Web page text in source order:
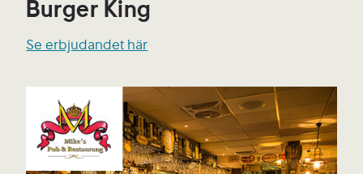
Burger King
Se erbjudandet här